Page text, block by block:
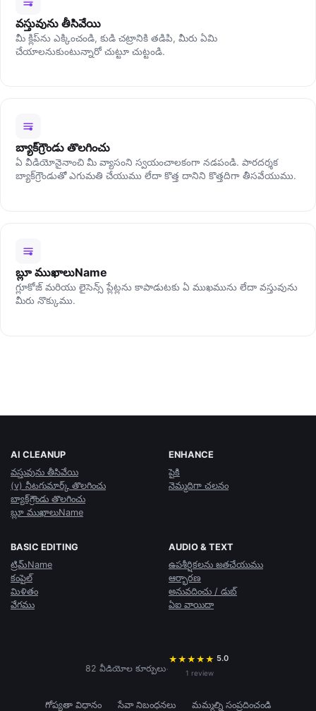
వస్తువును తీసివేయి
మీ క్లిప్‌ను ఎక్కించండి, కుడి చట్రానికి తడిపి, మీరు ఏమి
చేయాలనుకుంటున్నారో చుట్టూ చుట్టండి.
బ్యాక్‌గ్రౌండు తొలగించు
ఏ వీడియోనైనాంచి మీ వ్యాసంని స్వయంచాలకంగా నడపండి. పారదర్శక
బ్యాక్‌గ్రౌండుతో ఎగుమతి చేయుము లేదా కొత్త దానిని కొత్తదిగా తీసవేయుము.
బ్లూ ముఖాలుName
గ్లూకోజ్ మరియు లైసెన్స్ ప్లేట్లను కాపాడుటకు ఏ ముఖమును లేదా వస్తువును
మీరు నొక్కుము.
AI CLEANUP
వస్తువును తీసివేయి
(v) నీటగుమార్క్ తొలగించు
బ్యాక్‌గ్రౌండు తొలగించు
బ్లూ ముఖాలుName
ENHANCE
పైకి
నెమ్మదిగా చలనం
BASIC EDITING
ట్రిమ్Name
కంపైల్
మిళితం
వేగము
AUDIO & TEXT
ఉపశీర్షికలను జతచేయుము
ఆర్భారణ
అనువదించు / డుబ్
ఏఐ వాయిదా
82 వీడియోల కూర్పులు·
★ ★ ★ ★ ★ 5.0
1 review
గోప్యతా విధానం సేవా నిబంధనలు మమ్మల్ని సంప్రదించండి